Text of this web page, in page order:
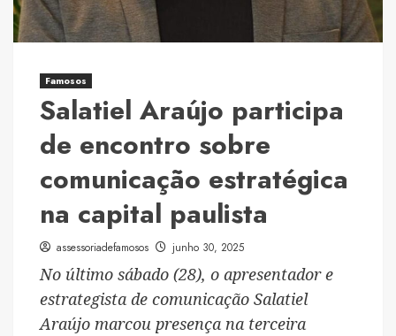
de
alta
Famosos
Salatiel Araújo participa
de encontro sobre
comunicação estratégica
na capital paulista
assessoriadefamosos junho 30, 2025
No último sábado (28), o apresentador e
estrategista de comunicação Salatiel
Araújo marcou presença na terceira